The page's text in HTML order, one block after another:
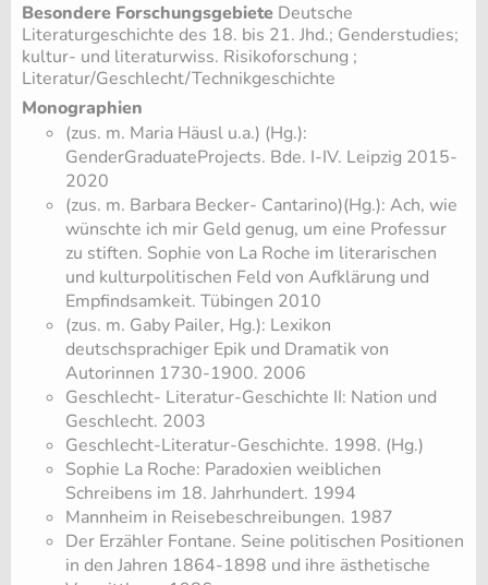
Besondere Forschungsgebiete Deutsche
Literaturgeschichte des 18. bis 21. Jhd.; Genderstudies;
kultur- und literaturwiss. Risikoforschung ;
Literatur/Geschlecht/Technikgeschichte
Monographien
(zus. m. Maria Häusl u.a.) (Hg.):
GenderGraduateProjects. Bde. I-IV. Leipzig 2015-
2020
(zus. m. Barbara Becker- Cantarino)(Hg.): Ach, wie
wünschte ich mir Geld genug, um eine Professur
zu stiften. Sophie von La Roche im literarischen
und kulturpolitischen Feld von Aufklärung und
Empfindsamkeit. Tübingen 2010
(zus. m. Gaby Pailer, Hg.): Lexikon
deutschsprachiger Epik und Dramatik von
Autorinnen 1730-1900. 2006
Geschlecht- Literatur-Geschichte II: Nation und
Geschlecht. 2003
Geschlecht-Literatur-Geschichte. 1998. (Hg.)
Sophie La Roche: Paradoxien weiblichen
Schreibens im 18. Jahrhundert. 1994
Mannheim in Reisebeschreibungen. 1987
Der Erzähler Fontane. Seine politischen Positionen
in den Jahren 1864-1898 und ihre ästhetische